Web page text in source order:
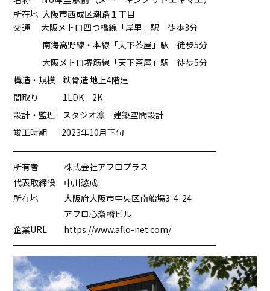
所在地 大阪市西成区潮路１丁目
交通 大阪メトロ四つ橋線「岸里」駅 徒歩3分
南海高野線・本線「天下茶屋」駅 徒歩5分
大阪メトロ堺筋線「天下茶屋」駅 徒歩5分
構造・規模 鉄骨造 地上4階建
間取り 1LDK 2K
設計・監理 スタジオ凛 建築空間設計
竣工時期 2023年10月下旬
━━━━━━━━━━━━━━━━━━━━━━━━
所有者 株式会社アフロプラス
代表取締役 中川愁成
所在地 大阪府大阪市中央区南船場3-4-24
アフロ心斎橋ビル
企業URL https://www.aflo-net.com/
━━━━━━━━━━━━━━━━━━━━━━━━